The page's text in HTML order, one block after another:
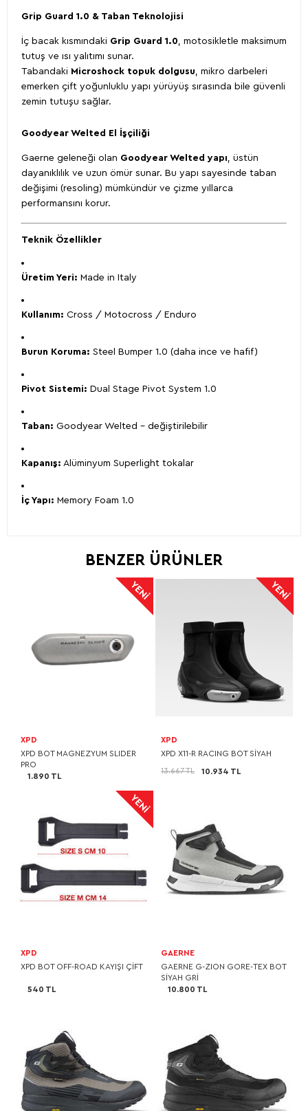
Grip Guard 1.0 & Taban Teknolojisi
İç bacak kısmındaki Grip Guard 1.0, motosikletle maksimum
tutuş ve ısı yalıtımı sunar.
Tabandaki Microshock topuk dolgusu, mikro darbeleri
emerken çift yoğunluklu yapı yürüyüş sırasında bile güvenli
zemin tutuşu sağlar.
Goodyear Welted El İşçiliği
Gaerne geleneği olan Goodyear Welted yapı, üstün
dayanıklılık ve uzun ömür sunar. Bu yapı sayesinde taban
değişimi (resoling) mümkündür ve çizme yıllarca
performansını korur.
Teknik Özellikler
Üretim Yeri: Made in Italy
Kullanım: Cross / Motocross / Enduro
Burun Koruma: Steel Bumper 1.0 (daha ince ve hafif)
Pivot Sistemi: Dual Stage Pivot System 1.0
Taban: Goodyear Welted – değiştirilebilir
Kapanış: Alüminyum Superlight tokalar
İç Yapı: Memory Foam 1.0
BENZER ÜRÜNLER
XPD
XPD BOT MAGNEZYUM SLIDER
PRO
1.890 TL
XPD
XPD X11-R RACING BOT SİYAH
13.667 TL 10.934 TL
XPD
XPD BOT OFF-ROAD KAYIŞI ÇİFT
540 TL
GAERNE
GAERNE G-ZION GORE-TEX BOT
SİYAH GRİ
10.800 TL